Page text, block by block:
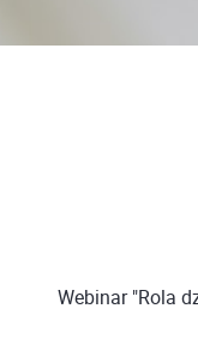
Webinar "Rola